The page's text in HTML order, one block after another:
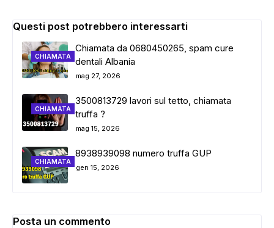
Questi post potrebbero interessarti
CHIAMATA
Chiamata da 0680450265, spam cure
dentali Albania
mag 27, 2026
CHIAMATA
3500813729 lavori sul tetto, chiamata
truffa ?
mag 15, 2026
CHIAMATA
8938939098 numero truffa GUP
gen 15, 2026
Posta un commento